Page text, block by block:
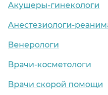
Акушеры-гинекологи
Анестезиологи-
Венерологи
Врачи-косметологи
Врачи скорой помощи